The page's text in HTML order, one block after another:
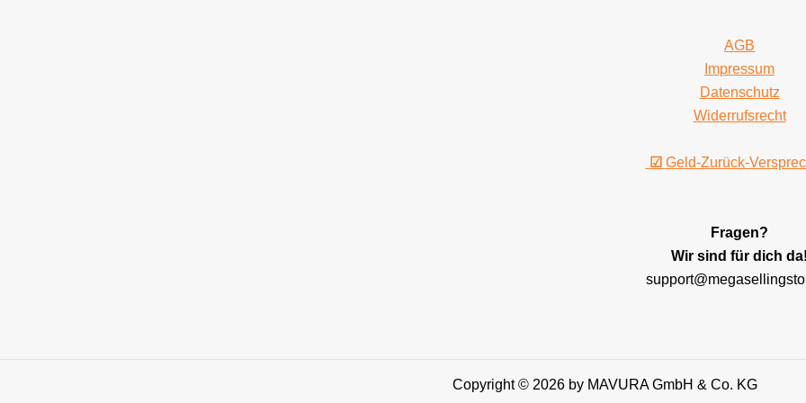
AGB
Impressum
Datenschutz
Widerrufsrecht
☑ Geld-Zurück-
Fragen?
Wir sind für dich
Copyright © 2026 by MAVURA GmbH & Co. KG